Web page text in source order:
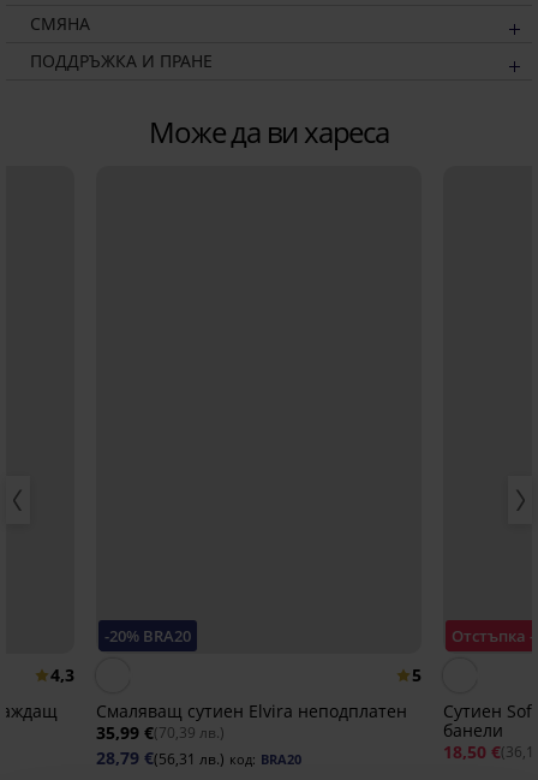
СМЯНА
ПОДДРЪЖКА И ПРАНЕ
Може да ви хареса
4,3
-20% BRA20
5
Смаляващ сутиен Elvira неподплатен
35,99 €(70,39 лв.)
28,79 €(56,31 лв.) код: BRA20
Отстъпка -
Сутиен
банели
18,50 €